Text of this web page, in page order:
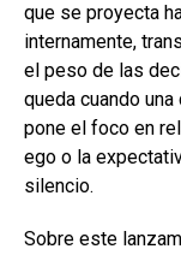
que se proyecta
internamente,
el peso de las
queda cuando
pone el foco en
ego o la
silencio.
Sobre este